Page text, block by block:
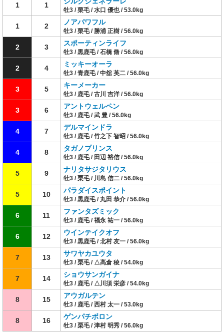
1 1
牡3 / 栗毛 / 水口 優也 / 53.0kg
1 2 ノアパワフル
牡3 / 栗毛 / 勝浦 正樹 / 56.0kg
2 3 スポーティンライフ
牡3 / 黒鹿毛 / 石橋 脩 / 56.0kg
2 4 ミッキーオーラ
牡3 / 青鹿毛 / 中舘 英二 / 56.0kg
3 5 キーメーカー
牡3 / 鹿毛 / 古川 吉洋 / 56.0kg
3 6 アントウェルペン
牡3 / 鹿毛 / 武 豊 / 56.0kg
4 7 デルマインドラ
牡3 / 鹿毛 / 竹之下 智昭 / 56.0kg
4 8 タガノプリンス
牡3 / 鹿毛 / 田辺 裕信 / 56.0kg
5 9 ナリタサジタリウス
牡3 / 栗毛 / 川島 信二 / 56.0kg
5 10 パラダイスポイント
牡3 / 黒鹿毛 / 丸田 恭介 / 56.0kg
6 11 ファンタズミック
牡3 / 鹿毛 / 福永 祐一 / 56.0kg
6 12 ウインテイクオフ
牡3 / 黒鹿毛 / 北村 友一 / 56.0kg
7 13 サワヤカユウタ
牡3 / 栗毛 / △高倉 稜 / 54.0kg
7 14 ショウサンガイナ
牡3 / 鹿毛 / △川須 栄彦 / 54.0kg
8 15 アウガルテン
牡3 / 鹿毛 / 西村 太一 / 53.0kg
8 16 ゲンパチボロン
牡3 / 栗毛 / 津村 明秀 / 56.0kg